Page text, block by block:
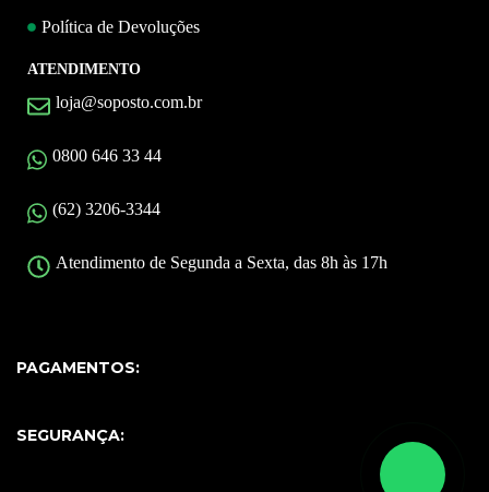
Política de Devoluções
ATENDIMENTO
loja@soposto.com.br
0800 646 33 44
(62) 3206-3344
Atendimento de Segunda a Sexta, das 8h às 17h
PAGAMENTOS:
SEGURANÇA: